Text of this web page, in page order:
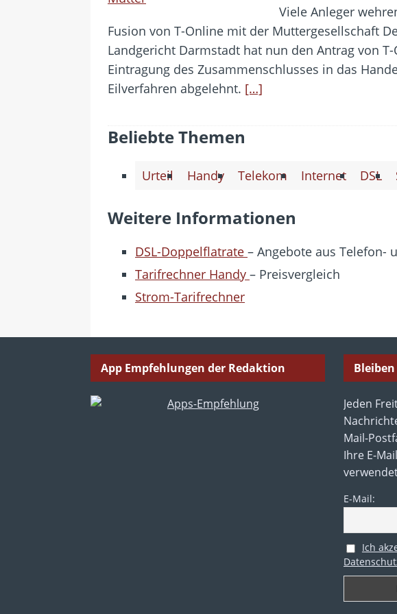
Viele Anleger
Fusion von T-Online mit der Muttergesellschaft
Landgericht Darmstadt hat nun den Antrag von
Eintragung des Zusammenschlusses in das
Eilverfahren abgelehnt. […]
Beliebte Themen
Urteil Handy Telekom Internet DSL
Weitere Informationen
DSL-Doppelflatrate – Angebote aus Telefon-
Tarifrechner Handy – Preisvergleich
Strom-Tarifrechner
App Empfehlungen der Redaktion
Jeden
Mail-
Ihre E-
E-Mail:
Ich